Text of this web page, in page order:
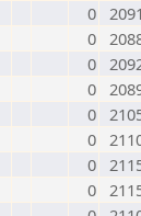
0 2091
0
0
0
0
0
0
0